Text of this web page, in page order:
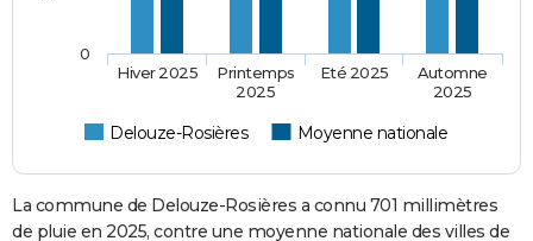
Delouze-Rosières Moyenne nationale
Hiver 2025
Printemps
2025
Eté 2025
Automne
2025
0
La commune de Delouze-Rosières a connu 701 millimètres
de pluie en 2025, contre une moyenne nationale des villes de